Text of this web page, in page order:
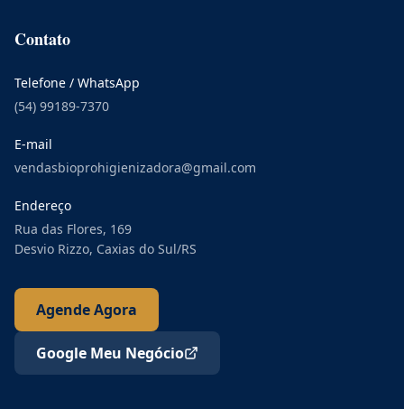
Contato
Telefone / WhatsApp
(54) 99189-7370
E-mail
vendasbioprohigienizadora@gmail.com
Endereço
Rua das Flores, 169
Desvio Rizzo, Caxias do Sul/RS
Agende Agora
Google Meu Negócio